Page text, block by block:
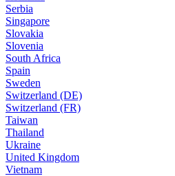
Serbia
Singapore
Slovakia
Slovenia
South Africa
Spain
Sweden
Switzerland (DE)
Switzerland (FR)
Taiwan
Thailand
Ukraine
United Kingdom
Vietnam